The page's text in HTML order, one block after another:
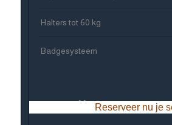
Halters tot 60 kg
Badgesysteem
Reserveer nu je